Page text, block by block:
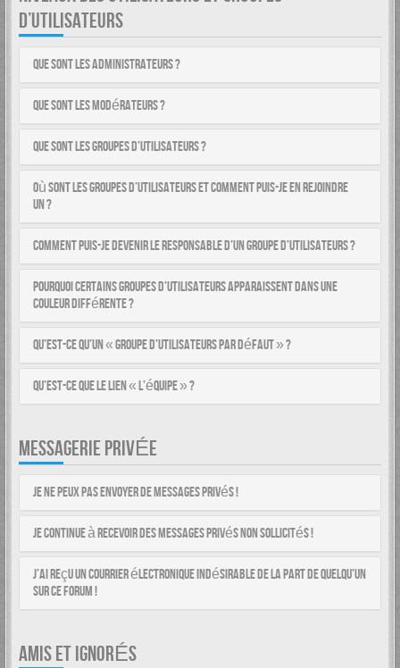
D’UTILISATEURS
Que sont les administrateurs ?
Que sont les modérateurs ?
Que sont les groupes d’utilisateurs ?
Où sont les groupes d’utilisateurs et comment puis-je en rejoindre
un ?
Comment puis-je devenir le responsable d’un groupe d’utilisateurs ?
Pourquoi certains groupes d’utilisateurs apparaissent dans une
couleur différente ?
Qu’est-ce qu’un « groupe d’utilisateurs par défaut » ?
Qu’est-ce que le lien « L’équipe » ?
MESSAGERIE PRIVÉE
Je ne peux pas envoyer de messages privés !
Je continue à recevoir des messages privés non sollicités !
J’ai reçu un courrier électronique indésirable de la part de quelqu’un
sur ce forum !
AMIS ET IGNORÉS